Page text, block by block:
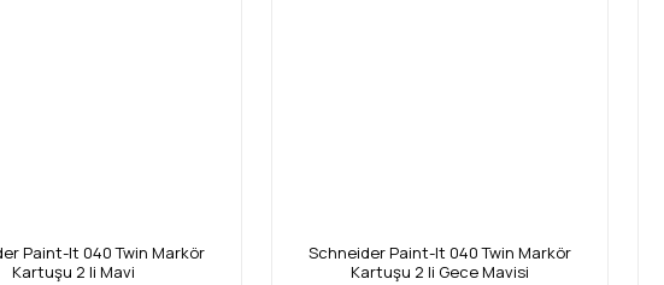
Paint-It 040 Twin Markör
Kartuşu 2 li Mavi
Schneider Paint-It 040 Twin Markör
Kartuşu 2 li Gece Mavisi